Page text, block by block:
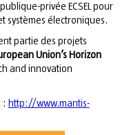
privée ECSEL pour
systèmes électroniques.
partie des projets
Union’s Horizon
and innovation
: http://www.mantis-